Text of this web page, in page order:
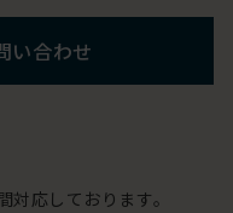
い合わせ
応しております。